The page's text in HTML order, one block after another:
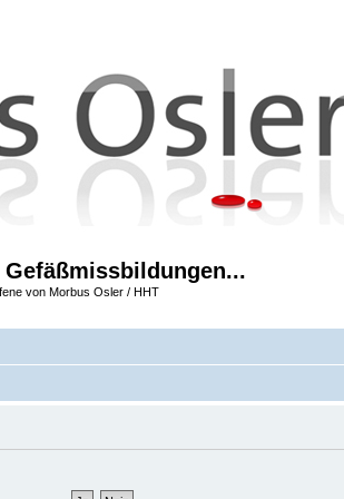
Gefäßmissbildungen...
von Morbus Osler / HHT